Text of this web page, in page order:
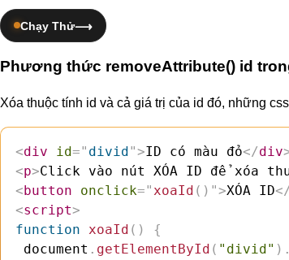
Chạy Thử
Phương thức removeAttribute() id
Xóa thuộc tính id và cả giá trị của id đó, những
<div id=" divid">ID có màu đỏ</div
<p>Click vào nút XÓA ID để xóa
<button onclick="xoaId ( ) ">XÓA ID</
<script>
function xoaId ( )
{
document . getElementById ( "divid" ) .